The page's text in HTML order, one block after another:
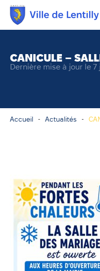
CANICULE –
Dernière mise à jour le
Accueil Actualités